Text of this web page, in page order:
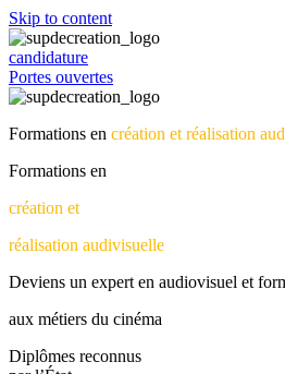
Skip to content
candidature
Portes ouvertes
Formations en création et réalisation
Formations en
création et
réalisation audivisuelle
Deviens un expert en audiovisuel et
aux métiers du cinéma
Diplômes reconnus